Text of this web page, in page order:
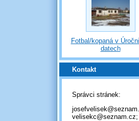
Fotbal/kopaná v
datech
Kontakt
Správci stránek:
velisekc@seznam.cz;